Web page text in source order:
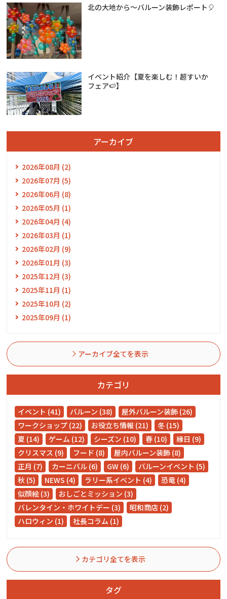
北の大地から～バルーン装飾レポート🎈
イベント紹介【夏を楽しむ！超すいか
フェア🍉】
アーカイブ
2026年08月 (2)
2026年07月 (5)
2026年06月 (8)
2026年05月 (1)
2026年04月 (4)
2026年03月 (1)
2026年02月 (9)
2026年01月 (3)
2025年12月 (3)
2025年11月 (1)
2025年10月 (2)
2025年09月 (1)
アーカイブ全てを表示
カテゴリ
イベント (41) バルーン (38)
屋外バルーン装飾 (26)
ワークショップ (22)
お役立ち情報 (21)
冬 (15)
夏 (14)
ゲーム (12) シーズン (10) 春 (10)
縁日 (9)
クリスマス (9)
フード (8)
屋内バルーン装飾 (8)
正月 (7)
カーニバル (6) GW (6)
バルーンイベント (5)
秋 (5)
NEWS (4) ラリー系イベント (4)
恐竜 (4)
似顔絵 (3)
おしごとミッション (3)
バレンタイン・ホワイトデー (3)
昭和商店 (2)
ハロウィン (1)
社長コラム (1)
カテゴリ全てを表示
タグ